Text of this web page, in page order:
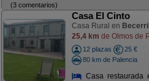
(3 comentarios)
Casa El Cinto
Casa Rural en
25,4 km de Olmos de
12 plazas
25 €
80 km de Palencia
Casa restaurada